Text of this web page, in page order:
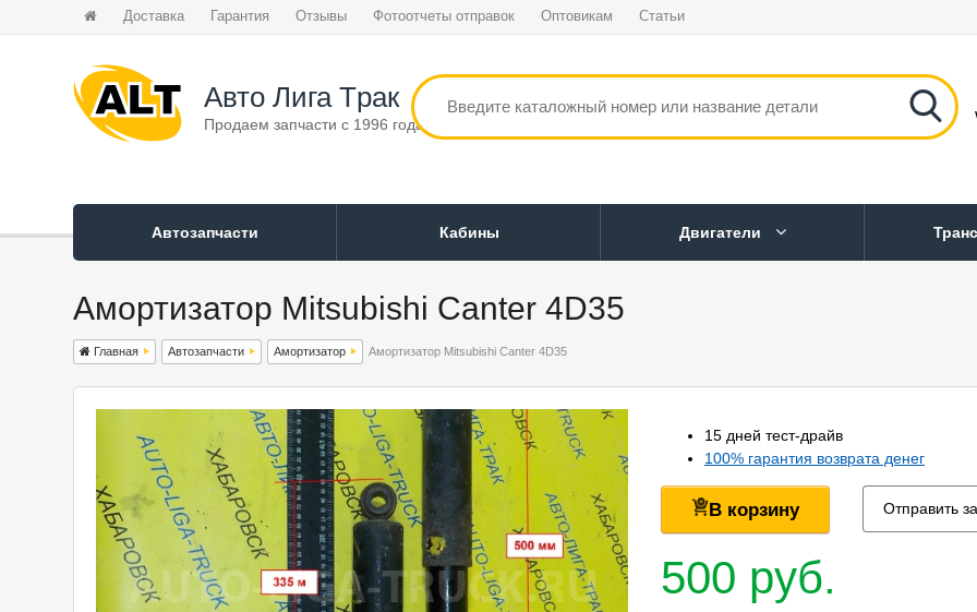
Доставка Гарантия Отзывы Фотоотчеты отправок Оптовикам Статьи
Авто Лига Tрак
Продаем запчасти с 1996 года
Автозапчасти Кабины Двигатели
Амортизатор Mitsubishi Canter 4D35
Главная Автозапчасти Амортизатор Амортизатор Mitsubishi Canter 4D35
15 дней тест-драйв
100% гарантия возврата денег
В корзину Отправить
500 руб.